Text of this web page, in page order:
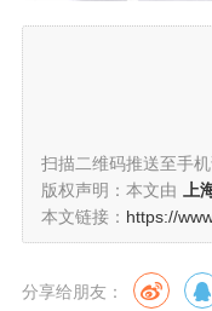
扫描二维码推送至手机
版权声明：本文由
上
本文链接： https://
分享给朋友：